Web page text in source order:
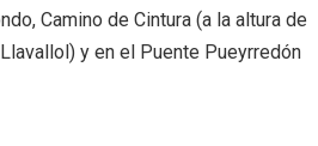
Camino de Cintura (a la altura de
y en el Puente Pueyrredón